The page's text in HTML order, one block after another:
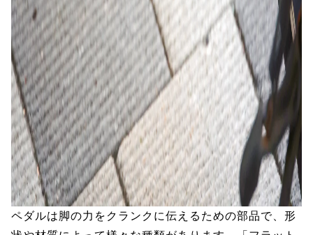
ペダルは脚の力をクランクに伝えるための部品で、形